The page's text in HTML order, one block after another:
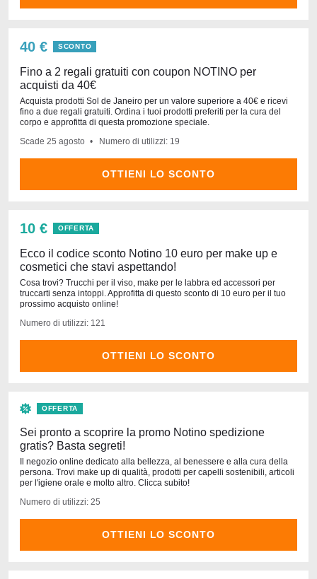
40 € SCONTO
Fino a 2 regali gratuiti con coupon NOTINO per
acquisti da 40€
Acquista prodotti Sol de Janeiro per un valore superiore a 40€ e ricevi
fino a due regali gratuiti. Ordina i tuoi prodotti preferiti per la cura del
corpo e approfitta di questa promozione speciale.
Scade 25 agosto Numero di utilizzi: 19
OTTIENI LO SCONTO
10 € OFFERTA
Ecco il codice sconto Notino 10 euro per make up e
cosmetici che stavi aspettando!
Cosa trovi? Trucchi per il viso, make per le labbra ed accessori per
truccarti senza intoppi. Approfitta di questo sconto di 10 euro per il tuo
prossimo acquisto online!
Numero di utilizzi: 121
OTTIENI LO SCONTO
OFFERTA
Sei pronto a scoprire la promo Notino spedizione
gratis? Basta segreti!
Il negozio online dedicato alla bellezza, al benessere e alla cura della
persona. Trovi make up di qualità, prodotti per capelli sostenibili, articoli
per l'igiene orale e molto altro. Clicca subito!
Numero di utilizzi: 25
OTTIENI LO SCONTO